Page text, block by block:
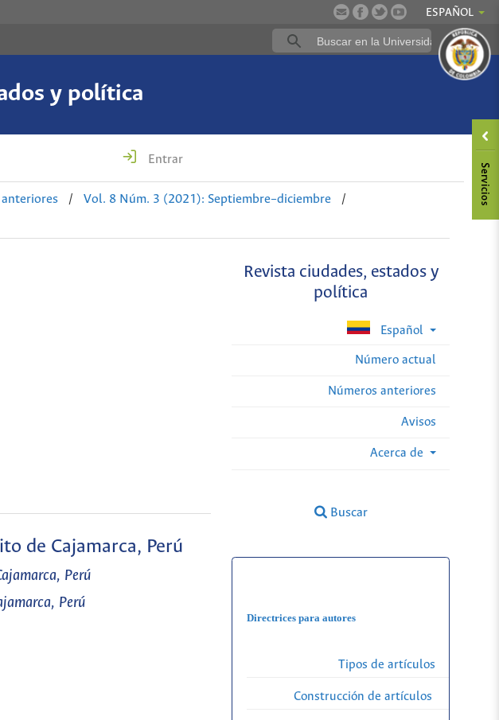
ESPAÑOL
y política
Entrar
/ Vol. 8 Núm. 3 (2021): Septiembre–diciembre
/
Revista ciudades, estados y
política
Español
Número actual
Números anteriores
Avisos
Acerca de
Buscar
de Cajamarca, Perú
Perú
Perú
Directrices para autores
Tipos de artículos
Construcción de artículos